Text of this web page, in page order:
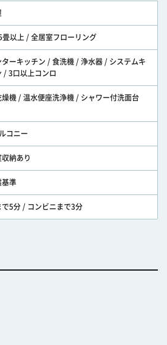
畳以上 / 全居室フローリング
ターキッチン / 食洗機 / 浄水器 / システムキ
/ 3口以上コンロ
燥機 / 温水便座洗浄機 / シャワー付洗面台
コニー
納あり
基準
で5分 / コンビニまで3分